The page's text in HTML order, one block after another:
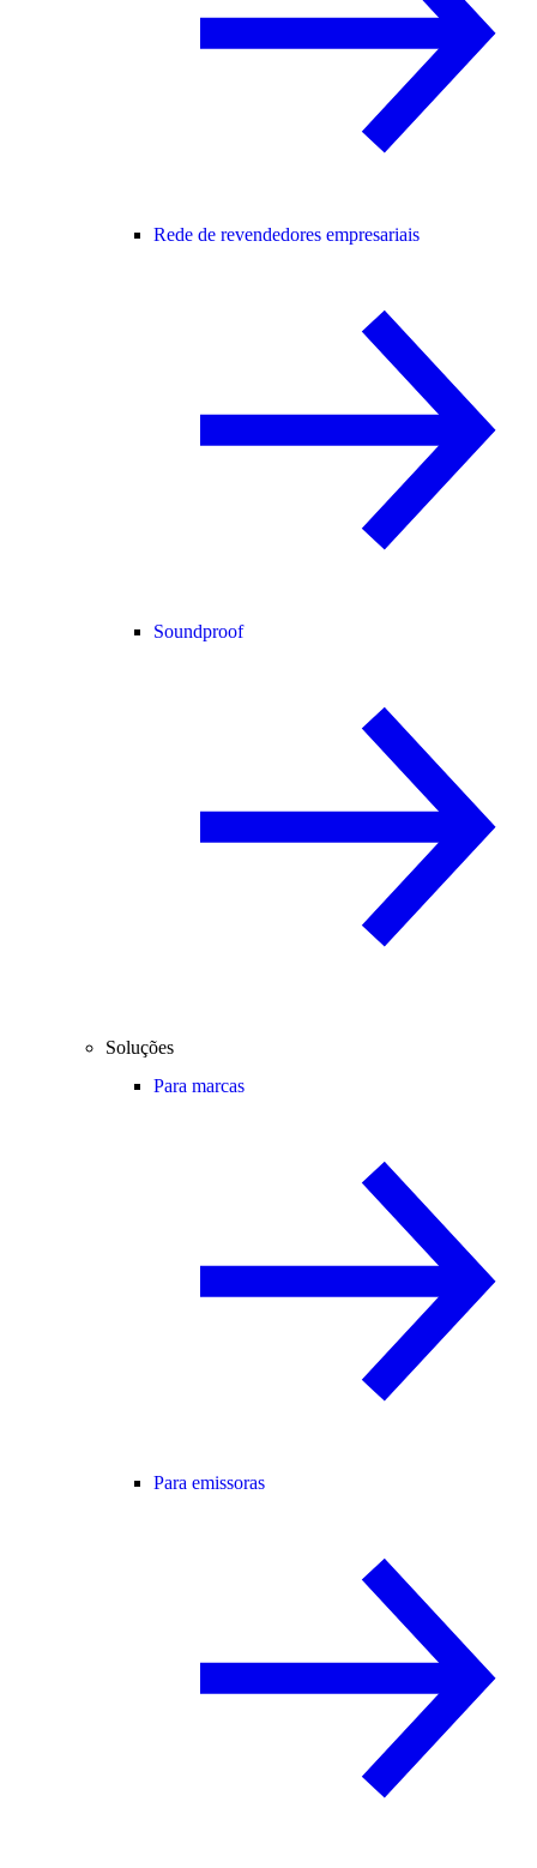
Rede de revendedores empresariais
Soundproof
Soluções
Para marcas
Para emissoras